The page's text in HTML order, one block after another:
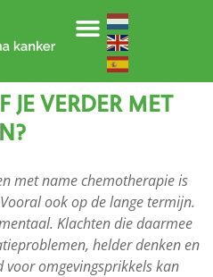
JE VERDER MET
met name chemotherapie is
ook op de lange termijn.
Klachten die daarmee
helder denken en
voor omgevingsprikkels kan